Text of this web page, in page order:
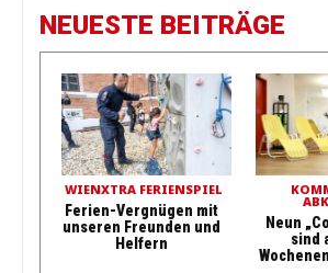
NEUESTE BEITRÄGE
WIENXTRA FERIENSPIEL
Ferien-Vergnügen mit
unseren Freunden und
Helfern
Neun
sind